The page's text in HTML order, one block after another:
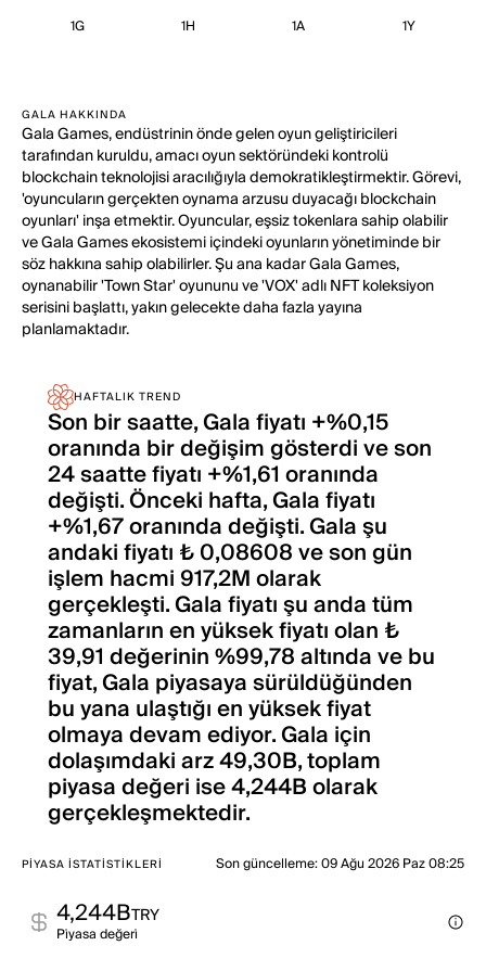
1G 1H 1A 1Y
GALA HAKKINDA
Gala Games, endüstrinin önde gelen oyun geliştiricileri
tarafından kuruldu, amacı oyun sektöründeki kontrolü
blockchain teknolojisi aracılığıyla demokratikleştirmektir. Görevi,
'oyuncuların gerçekten oynama arzusu duyacağı blockchain
oyunları' inşa etmektir. Oyuncular, eşsiz tokenlara sahip olabilir
ve Gala Games ekosistemi içindeki oyunların yönetiminde bir
söz hakkına sahip olabilirler. Şu ana kadar Gala Games,
oynanabilir 'Town Star' oyununu ve 'VOX' adlı NFT koleksiyon
serisini başlattı, yakın gelecekte daha fazla yayına
planlamaktadır.
HAFTALIK TREND
Son bir saatte, Gala fiyatı +%0,15
oranında bir değişim gösterdi ve son
24 saatte fiyatı +%1,61 oranında
değişti. Önceki hafta, Gala fiyatı
+%1,67 oranında değişti. Gala şu
andaki fiyatı ₺ 0,08608 ve son gün
işlem hacmi 917,2M olarak
gerçekleşti. Gala fiyatı şu anda tüm
zamanların en yüksek fiyatı olan ₺
39,91 değerinin %99,78 altında ve bu
fiyat, Gala piyasaya sürüldüğünden
bu yana ulaştığı en yüksek fiyat
olmaya devam ediyor. Gala için
dolaşımdaki arz 49,30B, toplam
piyasa değeri ise 4,244B olarak
gerçekleşmektedir.
PIYASA İSTATISTIKLERI Son güncelleme:09 Ağu 2026 Paz 08:25
4,244BTRY
Pi̇yasa değeri̇